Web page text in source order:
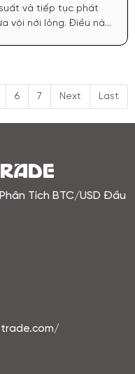
và tiếp tục phát
vội nới lỏng. Điều này
khoản, và vàng trở
bị bán thay vì được
6 7 Next Last
Tích BTC/USD Đầu